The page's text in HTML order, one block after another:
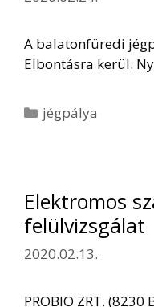
A balatonfüredi
Elbontásra kerül.
Kategória
jégpálya
Elektromos
felülvizsgálat
2020.02.13.
PROBIO ZRT.